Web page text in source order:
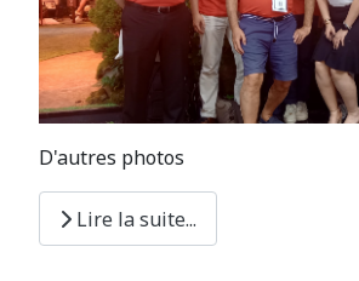
D'autres photos
Lire la suite...